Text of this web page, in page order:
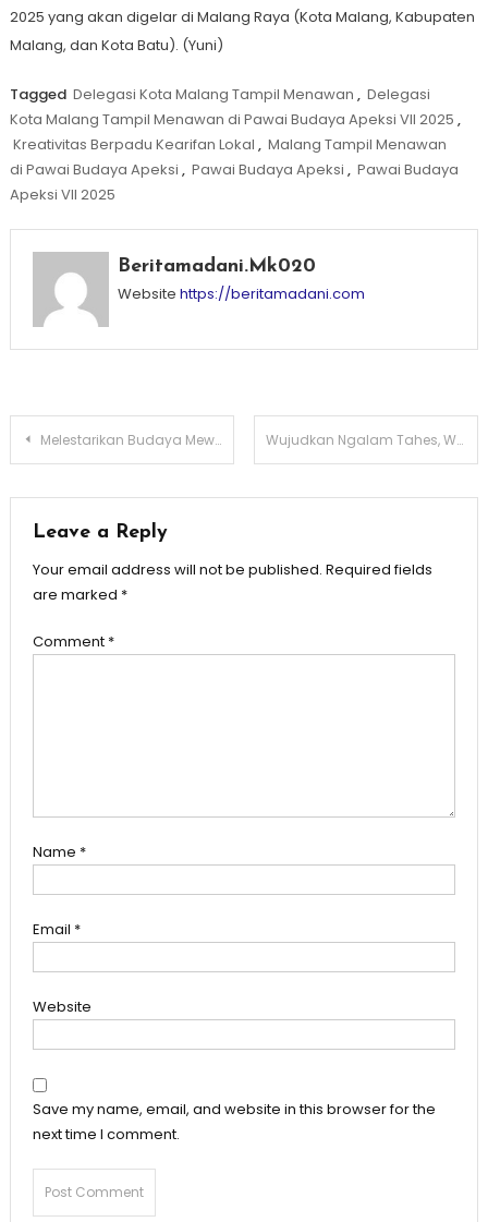
2025 yang akan digelar di Malang Raya (Kota Malang, Kabupaten
Malang, dan Kota Batu). (Yuni)
Tagged Delegasi Kota Malang Tampil Menawan , Delegasi
Kota Malang Tampil Menawan di Pawai Budaya Apeksi VII 2025 ,
Kreativitas Berpadu Kearifan Lokal , Malang Tampil Menawan
di Pawai Budaya Apeksi , Pawai Budaya Apeksi , Pawai Budaya
Apeksi VII 2025
Beritamadani.mk020
Website https://beritamadani.com
Post
navigation
Melestarikan Budaya Mewarisi Tradisi, Event Pesta Rakyat SMSI Malang Raya Dibuka dengan Doa dan Tumpengan Wujudkan Ngalam Tahes, Wali Kota Wahyu Hadirkan Mbois Gym Terjangkau untuk Masyarakat
Leave a Reply
Your email address will not be published. Required fields
are marked *
Comment *
Name *
Email *
Website
Save my name, email, and website in this browser for the
next time I comment.